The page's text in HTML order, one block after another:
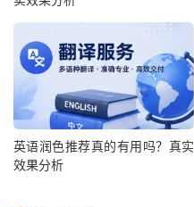
英语润色推荐真的有用吗？真实
效果分析